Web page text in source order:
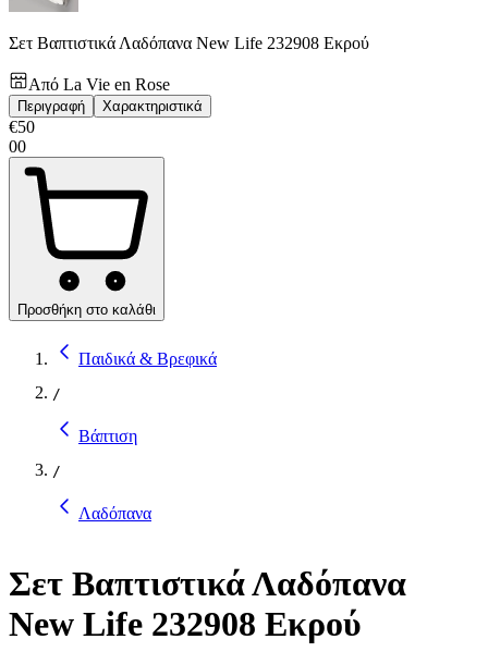
Σετ Βαπτιστικά Λαδόπανα New Life 232908 Εκρού
Από La Vie en Rose
Περιγραφή Χαρακτηριστικά
€50
00
Προσθήκη στο καλάθι
Παιδικά & Βρεφικά
/
Βάπτιση
/
Λαδόπανα
Σετ Βαπτιστικά Λαδόπανα
New Life 232908 Εκρού